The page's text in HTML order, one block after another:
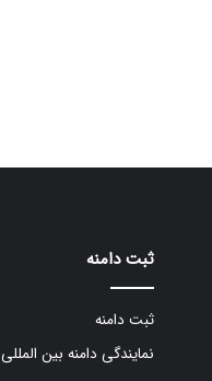
ثبت دامنه
ثبت دامنه
نمایندگی دامنه بین المللی